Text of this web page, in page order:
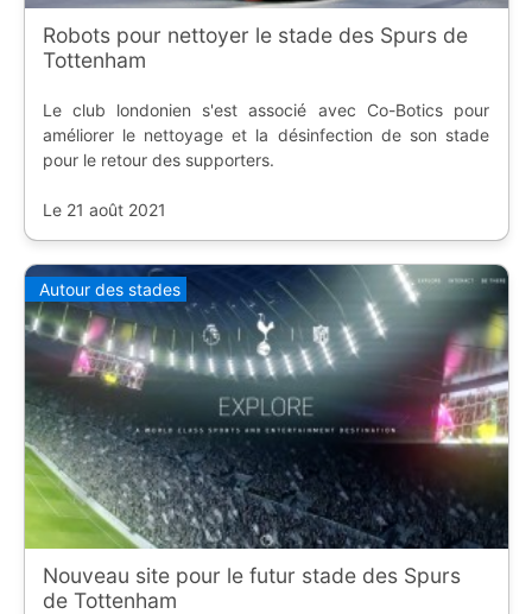
Robots pour nettoyer le stade des Spurs de
Tottenham
Le club londonien s'est associé avec Co-Botics pour
améliorer le nettoyage et la désinfection de son stade
pour le retour des supporters.
Le 21 août 2021
Autour des stades
Nouveau site pour le futur stade des Spurs
de Tottenham